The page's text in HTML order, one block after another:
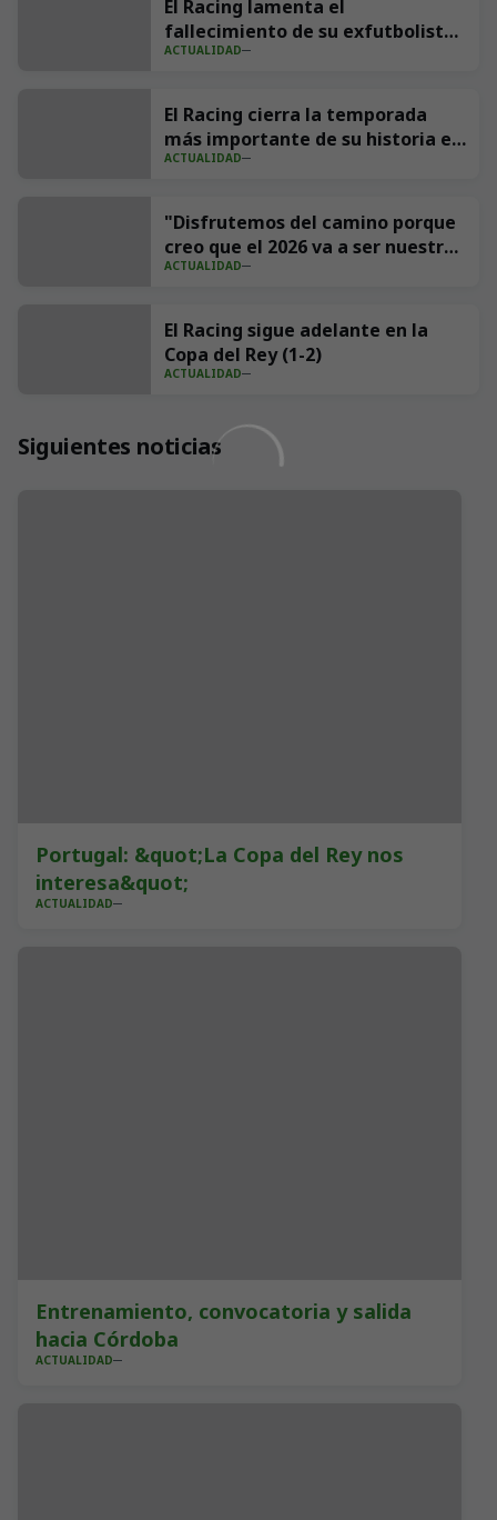
El Racing lamenta el
fallecimiento de su exfutbolista
Andrés Parada ‘Suco’
ACTUALIDAD
El Racing cierra la temporada
más importante de su historia en
redes con 539 millones de
ACTUALIDAD
"Disfrutemos del camino porque
creo que el 2026 va a ser nuestro
año"
ACTUALIDAD
El Racing sigue adelante en la
Copa del Rey (1-2)
ACTUALIDAD
Siguientes noticias
Portugal: &quot;La Copa del Rey nos
interesa&quot;
ACTUALIDAD
Entrenamiento, convocatoria y salida
hacia Córdoba
ACTUALIDAD